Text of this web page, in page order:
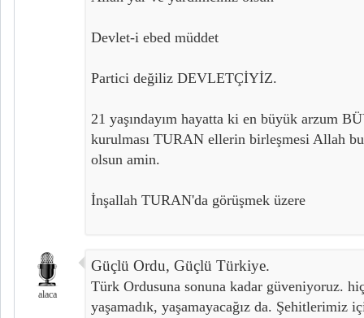
Devlet-i ebed müddet
Partici değiliz DEVLETÇİYİZ.
21 yaşındayım hayatta ki en büyük arzum
kurulması TURAN ellerin birleşmesi Allah
olsun amin.
İnşallah TURAN'da görüşmek üzere
alaca
Güçlü Ordu, Güçlü Türkiye.
Türk Ordusuna sonuna kadar güveniyoruz.
yaşamadık, yaşamayacağız da. Şehitlerimiz